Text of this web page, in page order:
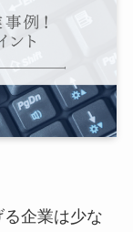
企業は少な